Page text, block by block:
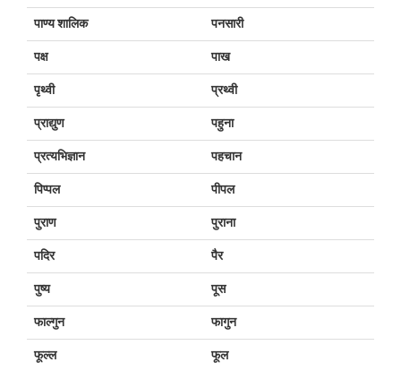
पाण्य शालिक पनसारी
पक्ष पाख
पृथ्वी प्रथ्वी
प्राद्युण पहुना
प्रत्यभिज्ञान पहचान
पिप्पल पीपल
पुराण पुराना
पदिर पैर
पुष्य पूस
फाल्गुन फागुन
फूल्ल फूल